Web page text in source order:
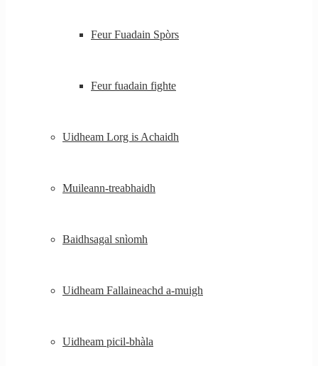
Feur Fuadain Spòrs
Feur fuadain fighte
Uidheam Lorg is Achaidh
Muileann-treabhaidh
Baidhsagal snìomh
Uidheam Fallaineachd a-muigh
Uidheam picil-bhàla